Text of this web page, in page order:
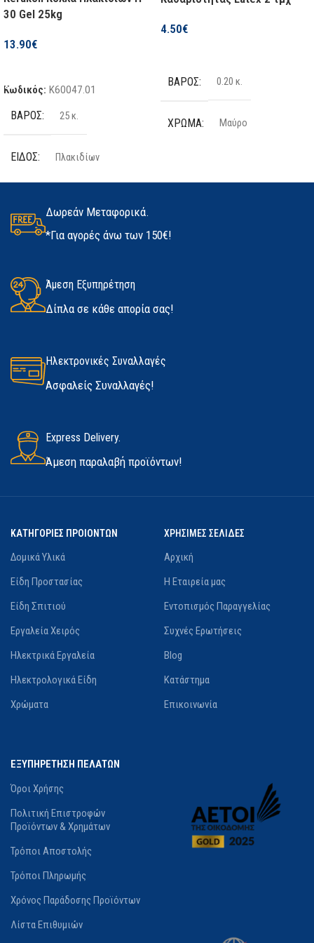
30 Gel 25kg
13.90€
Κωδικός: K60047.01
ΒΆΡΟΣ 25 κ.
ΕΊΔΟΣ Πλακιδίων
ΚΑΤΑΣΚΕΥΑΣΤΉΣ Kerakoll
ΔΙΑΘΕΣΙΜΌΤΗΤΑ
4.50€
ΒΆΡΟΣ 0.20 κ.
ΧΡΏΜΑ Μαύρο
Δωρεάν Μεταφορικά.
*Για αγορές άνω των 150€!
Άμεση Εξυπηρέτηση
Δίπλα σε κάθε απορία σας!
Ηλεκτρονικές Συναλλαγές
Ασφαλείς Συναλλαγές!
Express Delivery.
Άμεση παραλαβή προϊόντων!
ΚΑΤΗΓΟΡΙΕΣ ΠΡΟΙΟΝΤΩΝ
Δομικά Υλικά
Είδη Προστασίας
Είδη Σπιτιού
Εργαλεία Χειρός
Ηλεκτρικά Εργαλεία
Ηλεκτρολογικά Είδη
Χρώματα
ΧΡΗΣΙΜΕΣ ΣΕΛΙΔΕΣ
Αρχική
Η Εταιρεία μας
Εντοπισμός Παραγγελίας
Συχνές Ερωτήσεις
Blog
Κατάστημα
Επικοινωνία
ΕΞΥΠΗΡΕΤΗΣΗ ΠΕΛΑΤΩΝ
Όροι Χρήσης
Πολιτική Επιστροφών
Προϊόντων & Χρημάτων
Τρόποι Αποστολής
Τρόποι Πληρωμής
Χρόνος Παράδοσης Προϊόντων
Λίστα Επιθυμιών